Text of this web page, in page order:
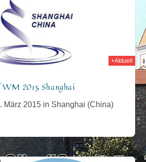
+Aktuell
2015 Shanghai
März 2015 in Shanghai (China)